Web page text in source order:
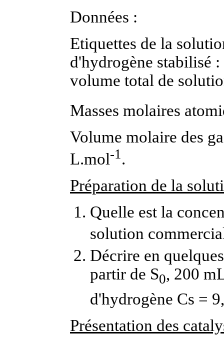
Données :
Etiquettes de la
d'hydrogène stabilisé
volume total de
Masses molaires
Volume molaire des
L.mol-1 .
Préparation de la
Quelle est la
solution
Décrire en
partir de S0, 200
d'hydrogène Cs =
Présentation des